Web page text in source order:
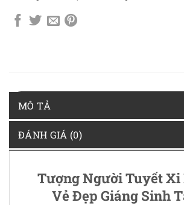
MÔ TẢ
ĐÁNH GIÁ (0)
Tượng Người Tuyết Xi
Vẻ Đẹp Giáng Sinh